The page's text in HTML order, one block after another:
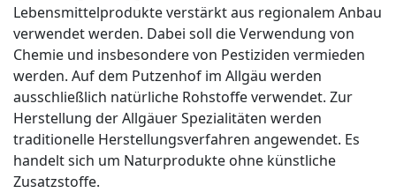
Lebensmittelprodukte verstärkt aus regionalem Anbau
verwendet werden. Dabei soll die Verwendung von
Chemie und insbesondere von Pestiziden vermieden
werden. Auf dem Putzenhof im Allgäu werden
ausschließlich natürliche Rohstoffe verwendet. Zur
Herstellung der Allgäuer Spezialitäten werden
traditionelle Herstellungsverfahren angewendet. Es
handelt sich um Naturprodukte ohne künstliche
Zusatzstoffe.